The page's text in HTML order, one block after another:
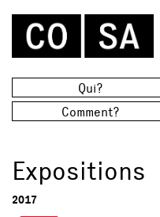
Qui?
Pourquoi COSA?
Comment?
Expositions
2017